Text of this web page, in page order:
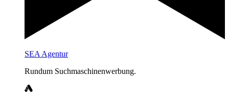
SEA Agentur
Rundum Suchmaschinenwerbung.